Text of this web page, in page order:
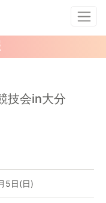
技会in大分
5日(日)